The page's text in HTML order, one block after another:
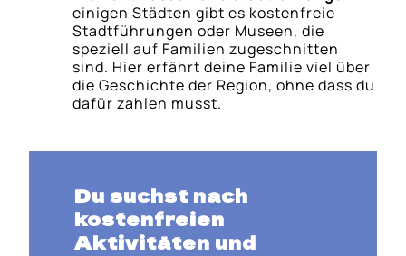
einigen Städten gibt es kostenfreie
Stadtführungen oder Museen, die
speziell auf Familien zugeschnitten
sind. Hier erfährt deine Familie viel über
die Geschichte der Region, ohne dass du
dafür zahlen musst.
Du suchst nach
kostenfreien
Aktivitäten und